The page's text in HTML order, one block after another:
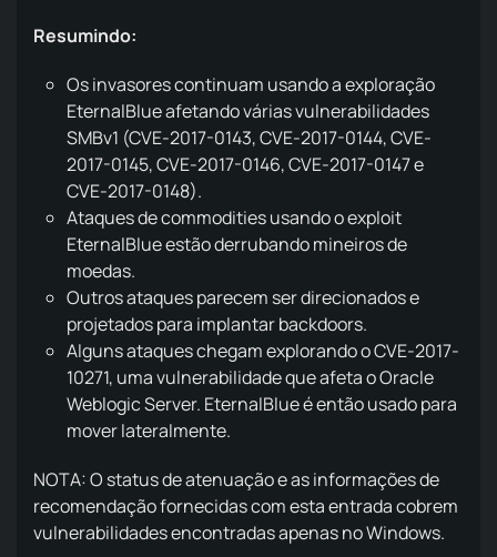
Resumindo:
Os invasores continuam usando a exploração
EternalBlue afetando várias vulnerabilidades
SMBv1 (CVE-2017-0143, CVE-2017-0144, CVE-
2017-0145, CVE-2017-0146, CVE-2017-0147 e
CVE-2017-0148).
Ataques de commodities usando o exploit
EternalBlue estão derrubando mineiros de
moedas.
Outros ataques parecem ser direcionados e
projetados para implantar backdoors.
Alguns ataques chegam explorando o CVE-2017-
10271, uma vulnerabilidade que afeta o Oracle
Weblogic Server. EternalBlue é então usado para
mover lateralmente.
NOTA: O status de atenuação e as informações de
recomendação fornecidas com esta entrada cobrem
vulnerabilidades encontradas apenas no Windows.